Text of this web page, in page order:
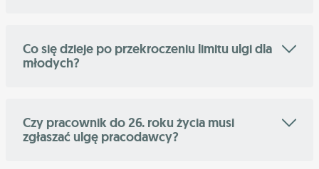
Co się dzieje po przekroczeniu limitu ulgi dla
młodych?
Czy pracownik do 26. roku życia musi
zgłaszać ulgę pracodawcy?